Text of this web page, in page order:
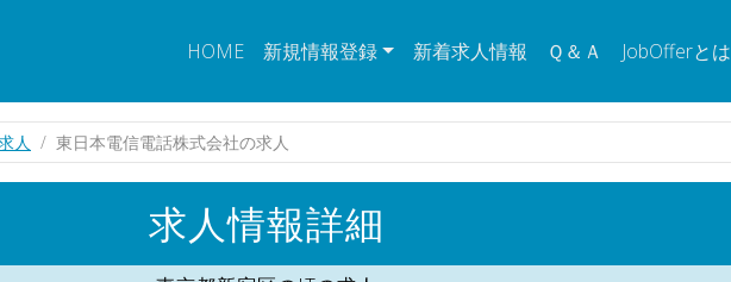
HOME 新規情報登録 新着求人情報 Ｑ＆Ａ JobOfferとは
人 東日本電信電話株式会社の求人
求人情報詳細